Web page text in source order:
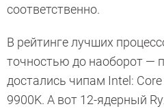
соответственно.
В рейтинге лучших
точностью до наоборот —
достались чипам Intel:
9900K. А вот 12-ядерный